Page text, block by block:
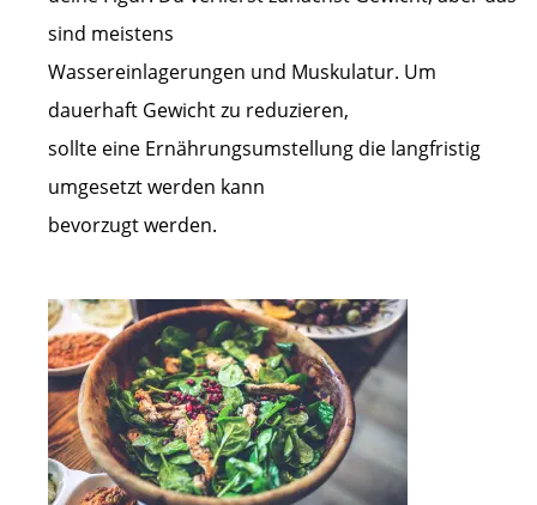
sind meistens
Wassereinlagerungen und Muskulatur. Um
dauerhaft Gewicht zu reduzieren,
sollte eine Ernährungsumstellung die langfristig
umgesetzt werden kann
bevorzugt werden.